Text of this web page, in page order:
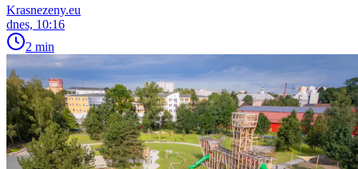
Krasnezeny.eu
dnes, 10:16
2 min